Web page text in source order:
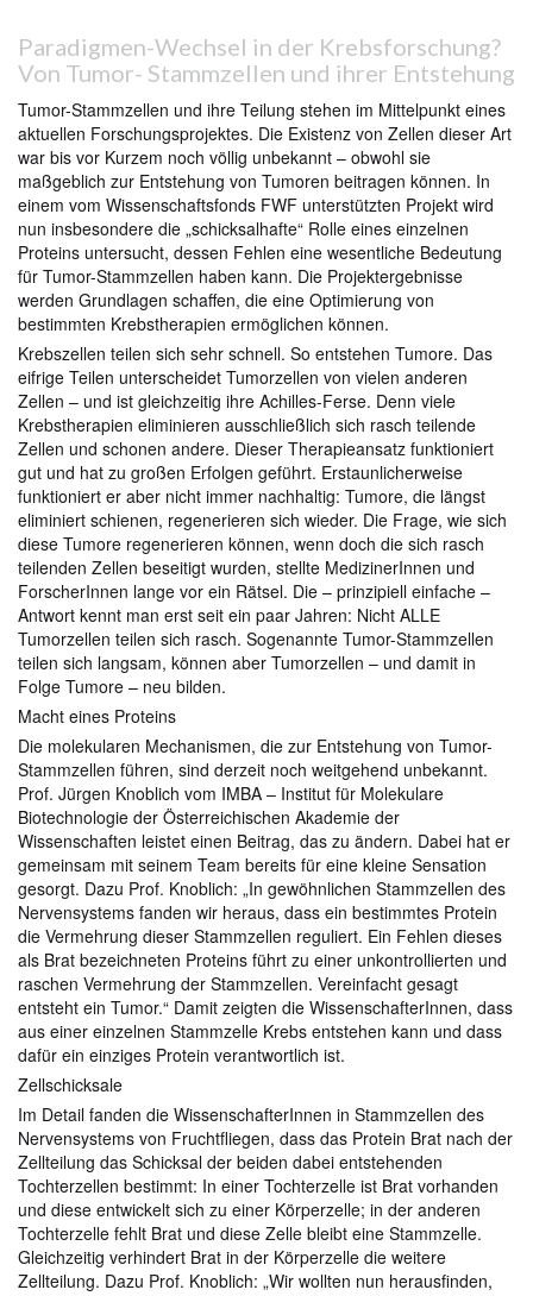
Paradigmen-Wechsel in der Krebsforschung?
Von Tumor- Stammzellen und ihrer Entstehung
Tumor-Stammzellen und ihre Teilung stehen im Mittelpunkt eines
aktuellen Forschungsprojektes. Die Existenz von Zellen dieser Art
war bis vor Kurzem noch völlig unbekannt – obwohl sie
maßgeblich zur Entstehung von Tumoren beitragen können. In
einem vom Wissenschaftsfonds FWF unterstützten Projekt wird
nun insbesondere die „schicksalhafte“ Rolle eines einzelnen
Proteins untersucht, dessen Fehlen eine wesentliche Bedeutung
für Tumor-Stammzellen haben kann. Die Projektergebnisse
werden Grundlagen schaffen, die eine Optimierung von
bestimmten Krebstherapien ermöglichen können.
Krebszellen teilen sich sehr schnell. So entstehen Tumore. Das
eifrige Teilen unterscheidet Tumorzellen von vielen anderen
Zellen – und ist gleichzeitig ihre Achilles-Ferse. Denn viele
Krebstherapien eliminieren ausschließlich sich rasch teilende
Zellen und schonen andere. Dieser Therapieansatz funktioniert
gut und hat zu großen Erfolgen geführt. Erstaunlicherweise
funktioniert er aber nicht immer nachhaltig: Tumore, die längst
eliminiert schienen, regenerieren sich wieder. Die Frage, wie sich
diese Tumore regenerieren können, wenn doch die sich rasch
teilenden Zellen beseitigt wurden, stellte MedizinerInnen und
ForscherInnen lange vor ein Rätsel. Die – prinzipiell einfache –
Antwort kennt man erst seit ein paar Jahren: Nicht ALLE
Tumorzellen teilen sich rasch. Sogenannte Tumor-Stammzellen
teilen sich langsam, können aber Tumorzellen – und damit in
Folge Tumore – neu bilden.
Macht eines Proteins
Die molekularen Mechanismen, die zur Entstehung von Tumor-
Stammzellen führen, sind derzeit noch weitgehend unbekannt.
Prof. Jürgen Knoblich vom IMBA – Institut für Molekulare
Biotechnologie der Österreichischen Akademie der
Wissenschaften leistet einen Beitrag, das zu ändern. Dabei hat er
gemeinsam mit seinem Team bereits für eine kleine Sensation
gesorgt. Dazu Prof. Knoblich: „In gewöhnlichen Stammzellen des
Nervensystems fanden wir heraus, dass ein bestimmtes Protein
die Vermehrung dieser Stammzellen reguliert. Ein Fehlen dieses
als Brat bezeichneten Proteins führt zu einer unkontrollierten und
raschen Vermehrung der Stammzellen. Vereinfacht gesagt
entsteht ein Tumor.“ Damit zeigten die WissenschafterInnen, dass
aus einer einzelnen Stammzelle Krebs entstehen kann und dass
dafür ein einziges Protein verantwortlich ist.
Zellschicksale
Im Detail fanden die WissenschafterInnen in Stammzellen des
Nervensystems von Fruchtfliegen, dass das Protein Brat nach der
Zellteilung das Schicksal der beiden dabei entstehenden
Tochterzellen bestimmt: In einer Tochterzelle ist Brat vorhanden
und diese entwickelt sich zu einer Körperzelle; in der anderen
Tochterzelle fehlt Brat und diese Zelle bleibt eine Stammzelle.
Gleichzeitig verhindert Brat in der Körperzelle die weitere
Zellteilung. Dazu Prof. Knoblich: „Wir wollten nun herausfinden,